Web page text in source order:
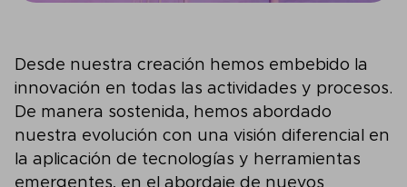
Desde nuestra creación hemos embebido la
innovación en todas las actividades y procesos.
De manera sostenida, hemos abordado
nuestra evolución con una visión diferencial en
la aplicación de tecnologías y herramientas
emergentes, en el abordaje de nuevos